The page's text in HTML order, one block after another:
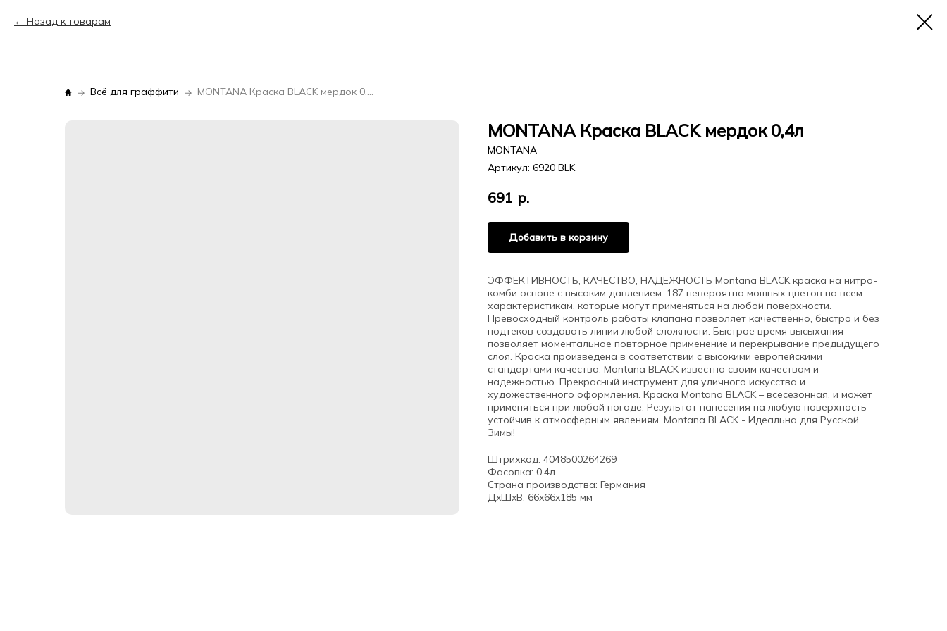
Назад к товарам
Всё для граффити MONTANA Краска BLACK мердок 0,4л
MONTANA Краска BLACK мердок 0,4л
MONTANA
Артикул: 6920 BLK
691 р.
Добавить в корзину
ЭФФЕКТИВНОСТЬ, КАЧЕСТВО, НАДЕЖНОСТЬ Montana BLACK краска на нитро-
комби основе с высоким давлением. 187 невероятно мощных цветов по всем
характеристикам, которые могут применяться на любой поверхности.
Превосходный контроль работы клапана позволяет качественно, быстро и без
подтеков создавать линии любой сложности. Быстрое время высыхания
позволяет моментальное повторное применение и перекрывание предыдущего
слоя. Краска произведена в соответствии с высокими европейскими
стандартами качества. Montana BLACK известна своим качеством и
надежностью. Прекрасный инструмент для уличного искусства и
художественного оформления. Краска Montana BLACK – всесезонная, и может
применяться при любой погоде. Результат нанесения на любую поверхность
устойчив к атмосферным явлениям. Montana BLACK - Идеальна для Русской
Зимы!
Штрихкод: 4048500264269
Фасовка: 0,4л
Страна производства: Германия
ДxШxВ: 66x66x185 мм